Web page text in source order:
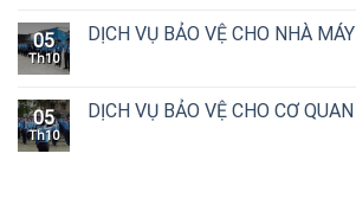
05
Th10
DỊCH VỤ BẢO VỆ CHO NHÀ MÁY
05
Th10
DỊCH VỤ BẢO VỆ CHO CƠ QUAN